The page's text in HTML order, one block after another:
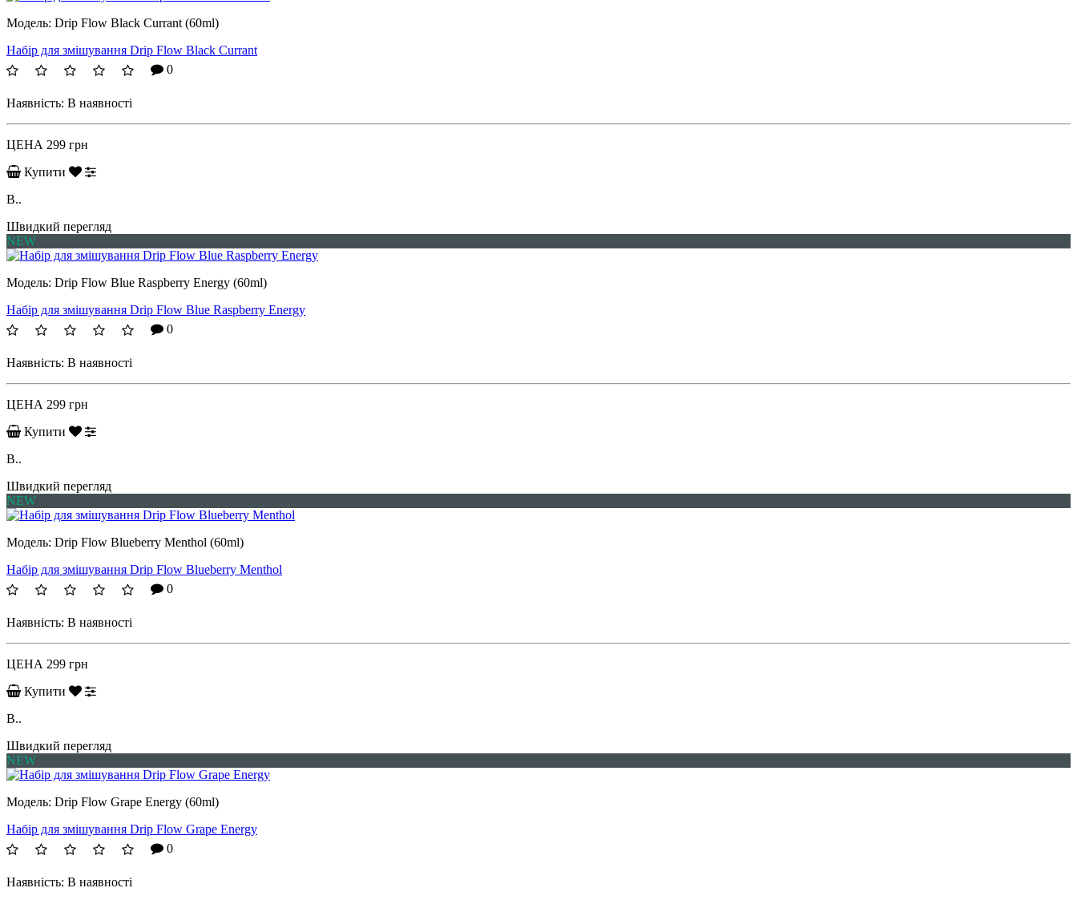
Модель: Drip Flow Black Currant (60ml)
Набір для змішування Drip Flow Black Currant
0
Наявність: В наявності
ЦЕНА 299 грн
Купити
B..
Швидкий перегляд
NEW
Модель: Drip Flow Blue Raspberry Energy (60ml)
Набір для змішування Drip Flow Blue Raspberry Energy
0
Наявність: В наявності
ЦЕНА 299 грн
Купити
B..
Швидкий перегляд
NEW
Модель: Drip Flow Blueberry Menthol (60ml)
Набір для змішування Drip Flow Blueberry Menthol
0
Наявність: В наявності
ЦЕНА 299 грн
Купити
B..
Швидкий перегляд
NEW
Модель: Drip Flow Grape Energy (60ml)
Набір для змішування Drip Flow Grape Energy
0
Наявність: В наявності